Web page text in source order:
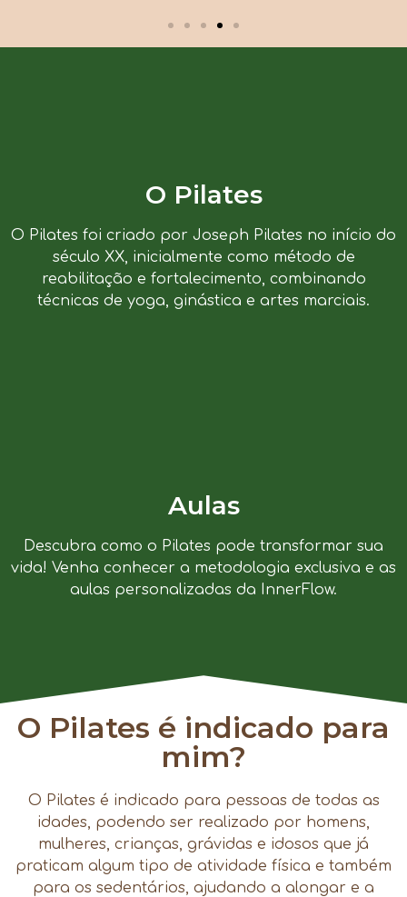
O Pilates
O Pilates foi criado por Joseph Pilates no início do
século XX, inicialmente como método de
reabilitação e fortalecimento, combinando
técnicas de yoga, ginástica e artes marciais.
Aulas
Descubra como o Pilates pode transformar sua
vida! Venha conhecer a metodologia exclusiva e as
aulas personalizadas da InnerFlow.
O Pilates é indicado para
mim?
O Pilates é indicado para pessoas de todas as
idades, podendo ser realizado por homens,
mulheres, crianças, grávidas e idosos que já
praticam algum tipo de atividade física e também
para os sedentários, ajudando a alongar e a